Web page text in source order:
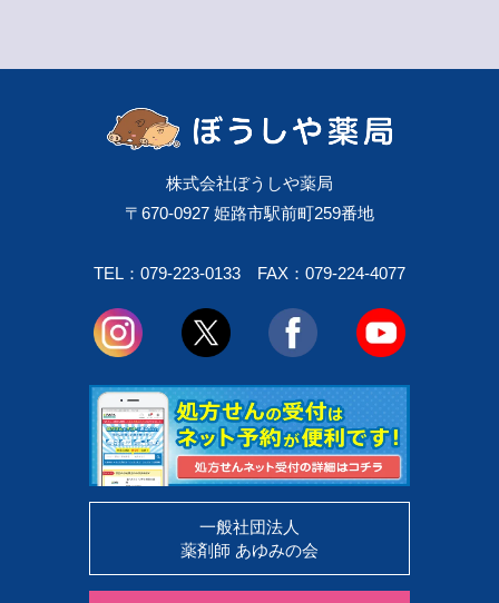
株式会社ぼうしや薬局
〒670-0927 姫路市駅前町259番地
TEL：079-223-0133 FAX：079-224-4077
一般社団法人
薬剤師 あゆみの会